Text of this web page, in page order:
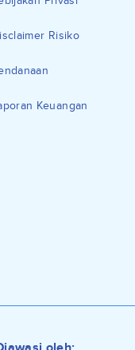
Risiko
Keuangan